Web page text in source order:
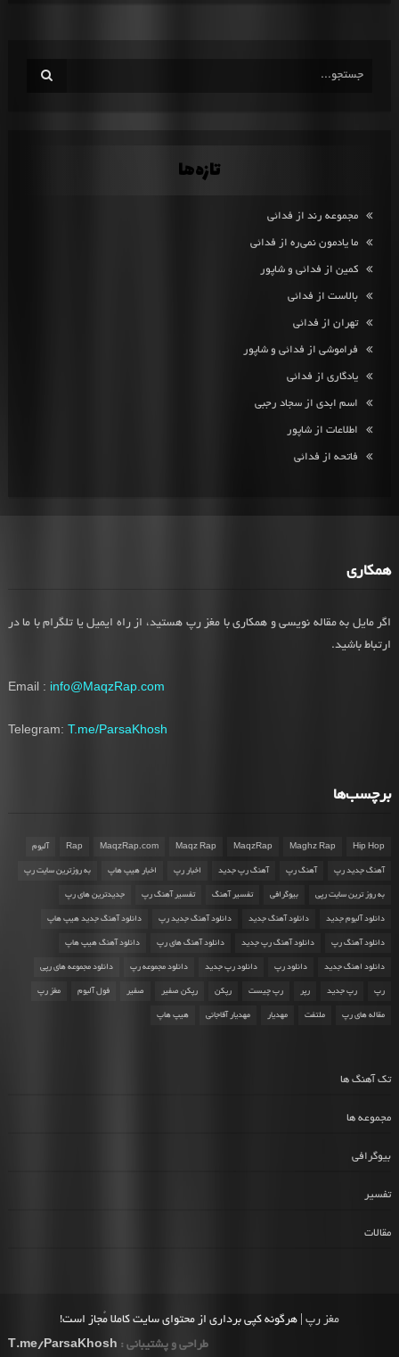
تازه‌ها
مجموعه رند از فدائی
ما یادمون نمی‌ره از فدائی
کمین از فدائی و شاپور
بالاست از فدائی
تهران از فدائی
فراموشی از فدائی و شاپور
یادگاری از فدائی
اسم ابدی از سجاد رجبی
اطلاعات از شاپور
فاتحه از فدائی
همکاری
اگر مایل به مقاله نویسی و همکاری با مغز رپ هستید، از راه ایمیل یا تلگرام با ما در
ارتباط باشید.
Email : info@MaqzRap.com
Telegram: T.me/ParsaKhosh
برچسب‌ها
Hip Hop
Maghz Rap
MaqzRap
Maqz Rap
MaqzRap.com
Rap آلبوم
آهنگ جدید رپ آهنگ رپ آهنگ رپ جدید اخبار رپ اخبار هیپ هاپ به روزترین سایت رپ
به روز ترین سایت رپی بیوگرافی تفسیر آهنگ تفسیر آهنگ رپ جدیدترین های رپ
دانلود آلبوم جدید دانلود آهنگ جدید دانلود آهنگ جدید رپ دانلود آهنگ جدید هیپ هاپ
دانلود آهنگ رپ دانلود آهنگ رپ جدید دانلود آهنگ های رپ دانلود آهنگ هیپ هاپ
دانلود اهنگ جدید دانلود رپ دانلود رپ جدید دانلود مجموعه رپ دانلود مجموعه های رپی
رپ رپ جدید رپر رپ چیست رپکن رپکن صفیر صفیر فول آلبوم مغز رپ
مقاله های رپ ملتفت مهدیار مهدیار آقاجانی هیپ هاپ
تک آهنگ ها
مجموعه ها
بیوگرافی
تفسیر
مقالات
مغز رپ | هرگونه کپی برداری از محتوای سایت کاملا مُجاز است!
طراحی و پشتیبانی : T.me/ParsaKhosh